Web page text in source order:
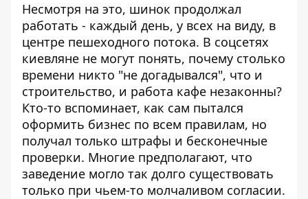
Несмотря на это, шинок продолжал
работать - каждый день, у всех на виду, в
центре пешеходного потока. В соцсетях
киевляне не могут понять, почему столько
времени никто "не догадывался", что и
строительство, и работа кафе незаконны?
Кто-то вспоминает, как сам пытался
оформить бизнес по всем правилам, но
получал только штрафы и бесконечные
проверки. Многие предполагают, что
заведение могло так долго существовать
только при чьем-то молчаливом согласии.